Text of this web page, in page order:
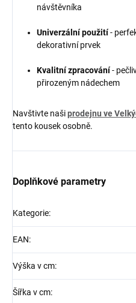
návštěvníka
Univerzální použití-
dekorativní prvek
Kvalitní zpracování-
přirozeným nádechem
Navštivte našiprodejnu ve
tento kousek osobně.
Doplňkové parametry
Kategorie:
EAN:
Výška v cm:
Šířka v cm: